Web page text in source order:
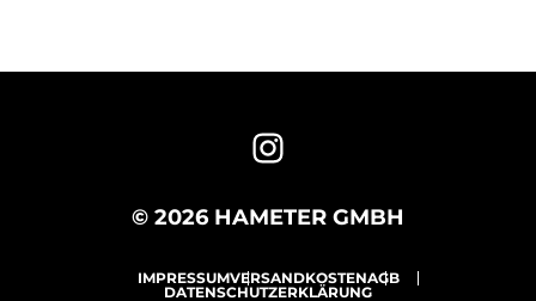
© 2026 HAMETER GMBH
IMPRESSUMVERSANDKOSTENAGB
DATENSCHUTZERKLÄRUNG